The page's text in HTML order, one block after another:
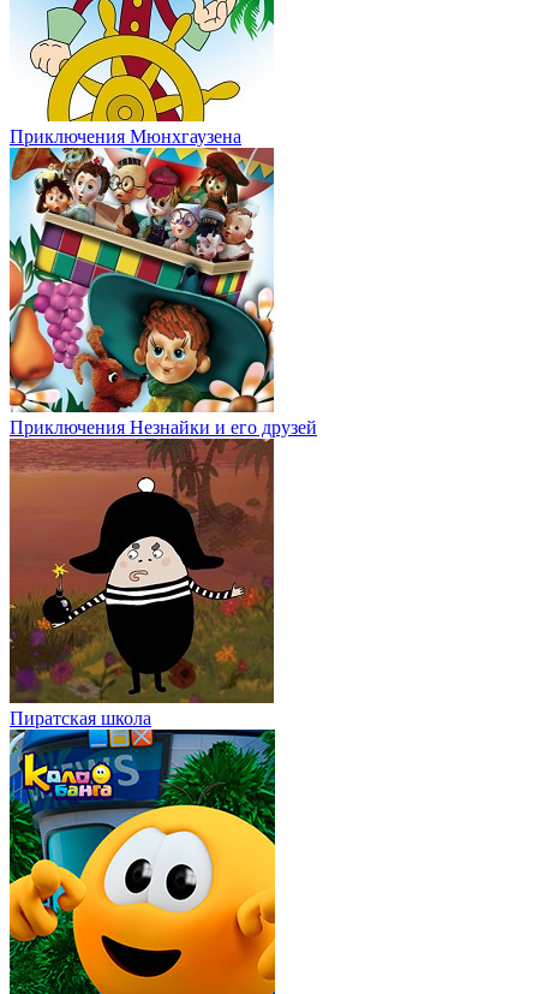
Приключения Мюнхгаузена
Приключения Незнайки и его друзей
Пиратская школа